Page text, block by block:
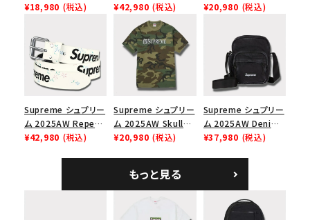
Mesh Back 5-Panel
ュバック 5パネルキャ
ップ トゥルーティン
バーHTC フォールカ
¥18,980 (税込)
Backpack デニム バ
ックパック ブラック
¥42,980 (税込)
Carti Tee プレイボ
¥20,980 (税込)
Supreme シュプリー
ム 2025AW Repeat
Leather Belt リピー
¥42,980 (税込)
Supreme シュプリー
ム 2025AW Skull
Tee スカル Tシャ
¥20,980 (税込)
Supreme シュプリー
ム 2025AW Denim
Shoulder Bag デニ
¥37,980 (税込)
もっと見る